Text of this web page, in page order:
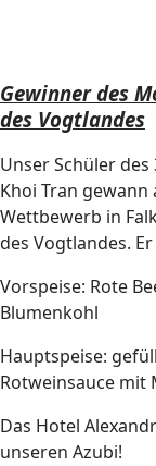
Gewinner des
des Vogtlandes
Unser Schüler
Khoi Tran gewann
Wettbewerb in
des Vogtlandes.
Vorspeise: Rote
Blumenkohl
Hauptspeise:
Rotweinsauce mit
Das Hotel
unseren Azubi!